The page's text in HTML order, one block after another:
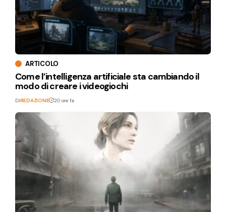
ARTICOLO
Come l’intelligenza artificiale sta cambiando il
modo di creare i videogiochi
DiREDAZIONE 20 ore fa